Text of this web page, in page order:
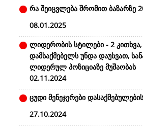
რა შეიცვლება შრომით ბაზარზე
08.01.2025
ლიდერობის სტილები - 2
დამსაქმებელს უნდა დაუსვათ,
ლიდერულ პოზიციაზე მუშაობას
02.11.2024
ცუდი მენეჯერები
27.10.2024